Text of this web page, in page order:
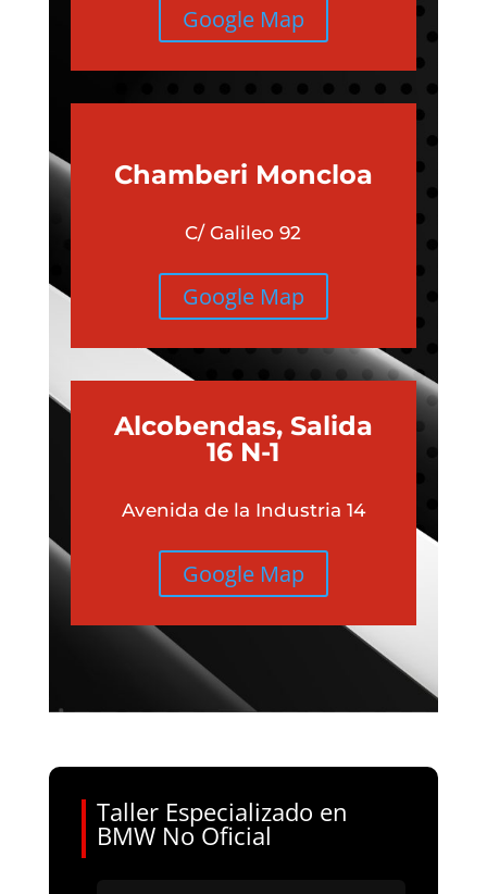
Google Map
Chamberi Moncloa
C/ Galileo 92
Google Map
Alcobendas, Salida
16 N-1
Avenida de la Industria 14
Google Map
Taller Especializado en
BMW No Oficial